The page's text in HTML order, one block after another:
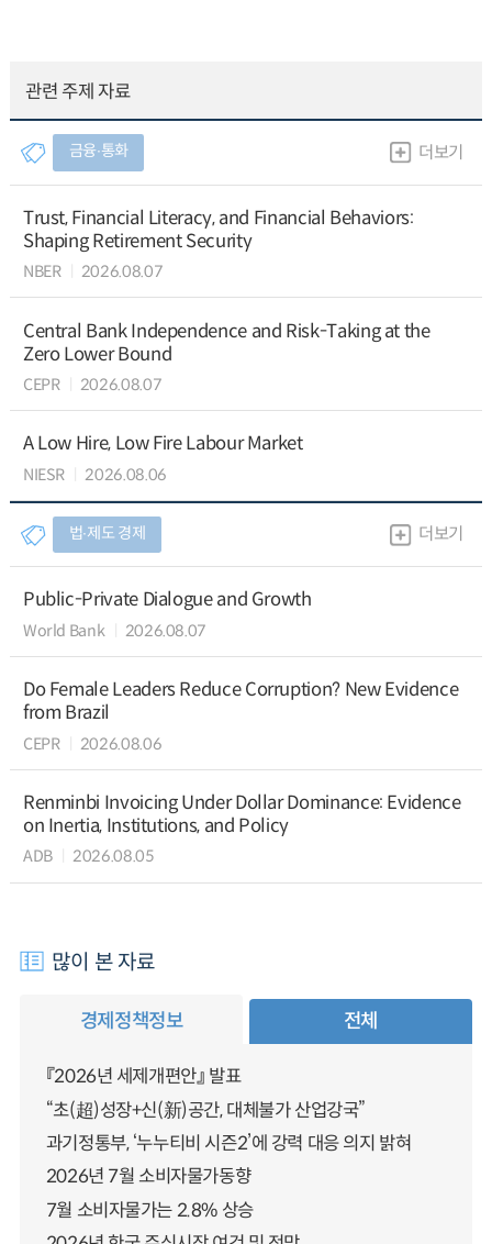
관련 주제 자료
금융∙통화 더보기
Trust, Financial Literacy, and Financial Behaviors:
Shaping Retirement Security
NBER 2026.08.07
Central Bank Independence and Risk-Taking at the
Zero Lower Bound
CEPR 2026.08.07
A Low Hire, Low Fire Labour Market
NIESR 2026.08.06
법∙제도 경제 더보기
Public-Private Dialogue and Growth
World Bank 2026.08.07
Do Female Leaders Reduce Corruption? New Evidence
from Brazil
CEPR 2026.08.06
Renminbi Invoicing Under Dollar Dominance: Evidence
on Inertia, Institutions, and Policy
ADB 2026.08.05
많이 본 자료
경제정책정보 전체
『2026년 세제개편안』 발표
“초(超)성장+신(新)공간, 대체불가 산업강국”
과기정통부, ‘누누티비 시즌2’에 강력 대응 의지 밝혀
2026년 7월 소비자물가동향
7월 소비자물가는 2.8% 상승